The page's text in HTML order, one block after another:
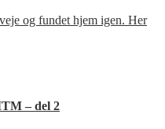
og fundet hjem igen. Her
– del 2